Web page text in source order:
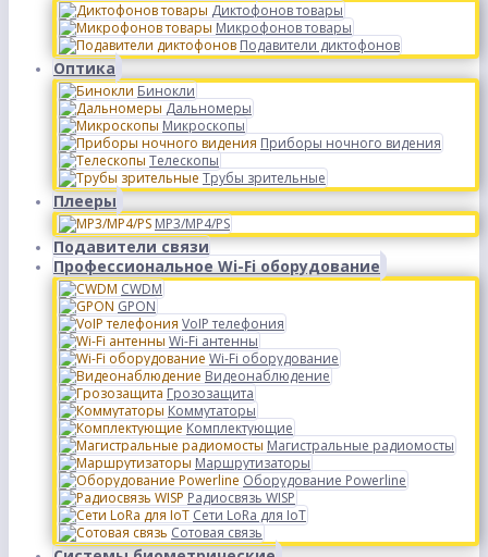
Диктофонов товары
Микрофонов товары
Подавители диктофонов
Оптика
Бинокли
Дальномеры
Микроскопы
Приборы ночного видения
Телескопы
Трубы зрительные
Плееры
MP3/MP4/PS
Подавители связи
Профессиональное Wi-Fi оборудование
CWDM
GPON
VoIP телефония
Wi-Fi антенны
Wi-Fi оборудование
Видеонаблюдение
Грозозащита
Коммутаторы
Комплектующие
Магистральные радиомосты
Маршрутизаторы
Оборудование Powerline
Радиосвязь WISP
Сети LoRa для IoT
Сотовая связь